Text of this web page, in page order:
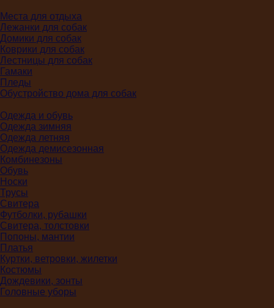
Места для отдыха
Лежанки для собак
Домики для собак
Коврики для собак
Лестницы для собак
Гамаки
Пледы
Обустройство дома для собак
Одежда и обувь
Одежда зимняя
Одежда летняя
Одежда демисезонная
Комбинезоны
Обувь
Носки
Трусы
Свитера
Футболки, рубашки
Свитера, толстовки
Попоны, мантии
Платья
Куртки, ветровки, жилетки
Костюмы
Дождевики, зонты
Головные уборы